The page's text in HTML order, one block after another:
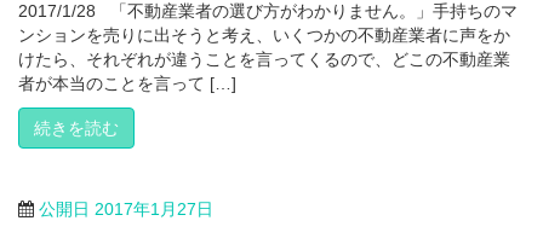
2017/1/28 「不動産業者の選び方がわかりません。」手持ちのマ
ンションを売りに出そうと考え、いくつかの不動産業者に声をか
けたら、それぞれが違うことを言ってくるので、どこの不動産業
者が本当のことを言って […]
続きを読む
公開日 2017年1月27日